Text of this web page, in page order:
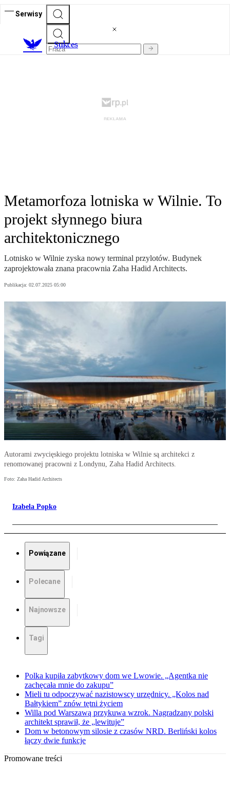
Serwisy
Sukces
Metamorfoza lotniska w Wilnie. To
projekt słynnego biura
architektonicznego
Lotnisko w Wilnie zyska nowy terminal przylotów. Budynek
zaprojektowała znana pracownia Zaha Hadid Architects.
Publikacja: 02.07.2025 05:00
Autorami zwycięskiego projektu lotniska w Wilnie są architekci z
renomowanej pracowni z Londynu, Zaha Hadid Architects.
Foto: Zaha Hadid Architects
Izabela Popko
Powiązane
Polecane
Najnowsze
Tagi
Polka kupiła zabytkowy dom we Lwowie. „Agentka nie
zachęcała mnie do zakupu”
Mieli tu odpoczywać nazistowscy urzędnicy. „Kolos nad
Bałtykiem” znów tętni życiem
Willa pod Warszawą przykuwa wzrok. Nagradzany polski
architekt sprawił, że „lewituje”
Dom w betonowym silosie z czasów NRD. Berliński kolos
łączy dwie funkcje
Promowane treści